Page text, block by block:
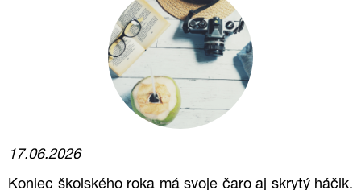
17.06.2026
Koniec školského roka má svoje čaro aj skrytý háčik.